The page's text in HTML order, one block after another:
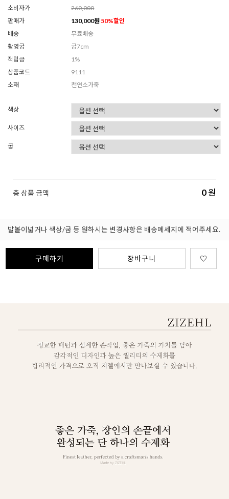
소비자가
260,000
판매가
130,000원 50%할인
배송
무료배송
촬영굽
굽7cm
적립금
1%
상품코드
9111
소재
천연소가죽
색상
사이즈
굽
총 상품 금액 0원
발볼이넓거나 색상/굽 등 원하시는 변경사항은 배송메세지에 적어주세요.
구매하기 장바구니 ♡